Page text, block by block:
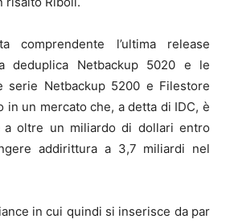
comprendente l’ultima release
deduplica Netbackup 5020 e le
serie Netbackup 5200 e Filestore
in un mercato che, a detta di IDC, è
a oltre un miliardo di dollari entro
addirittura a 3,7 miliardi nel
in cui quindi si inserisce da par